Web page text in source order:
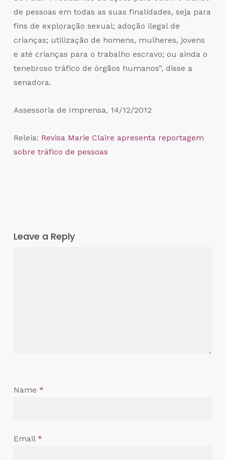
de pessoas em todas as suas finalidades, seja para
fins de exploração sexual; adoção ilegal de
crianças; utilização de homens, mulheres, jovens
e até crianças para o trabalho escravo; ou ainda o
tenebroso tráfico de órgãos humanos”, disse a
senadora.
Assessoria de Imprensa, 14/12/2012
Releia: Revisa Marie Claire apresenta reportagem
sobre tráfico de pessoas
Leave a Reply
Name *
Email *